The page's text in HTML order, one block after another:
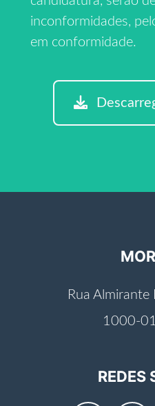
inconformidades,
em conformidade.
Rua Almirante
1000-
REDES